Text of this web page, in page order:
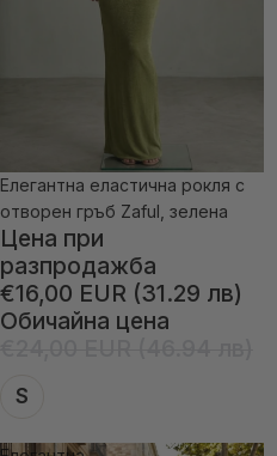
-33% отстъпка
Елегантна еластична рокля с
отворен гръб Zaful, зелена
Цена при
разпродажба
€16,00 EUR (31.29 лв)
Обичайна цена
S